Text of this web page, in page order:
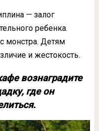
— залог
ребенка.
монстра. Детям
и жестокость.
вознаградите
где он